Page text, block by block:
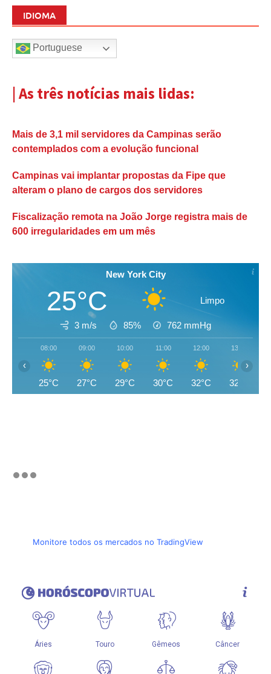
IDIOMA
Portuguese
| As três notícias mais lidas:
Mais de 3,1 mil servidores da Campinas serão
contemplados com a evolução funcional
Campinas vai implantar propostas da Fipe que
alteram o plano de cargos dos servidores
Fiscalização remota na João Jorge registra mais de
600 irregularidades em um mês
New York City
25°C Limpo
3 m/s 85% 762 mmHg
08:00
25°C
09:00
27°C
10:00
29°C
11:00
30°C
12:00
32°C
13:00
32°C
‹ ›
Monitore todos os mercados no TradingView